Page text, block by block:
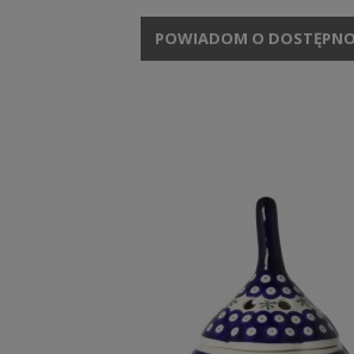
POWIADOM O